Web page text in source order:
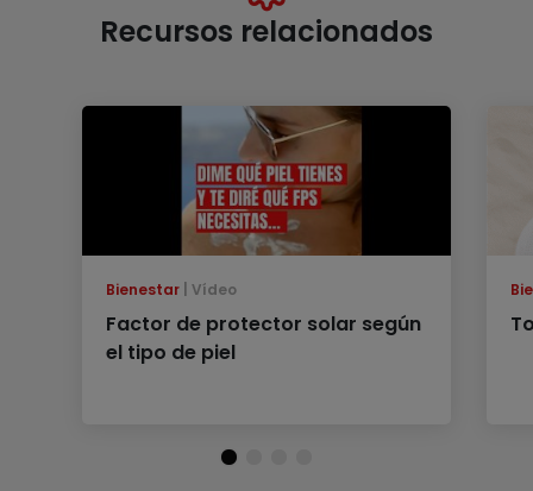
Recursos relacionados
Bienestar Vídeo
Factor de protector solar según
el tipo de piel